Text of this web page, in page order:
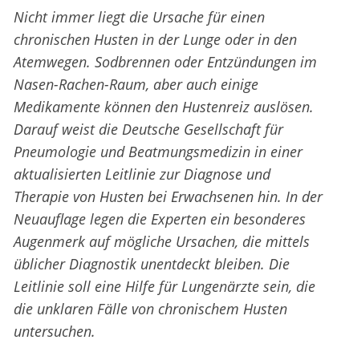
Nicht immer liegt die Ursache für einen
chronischen Husten in der Lunge oder in den
Atemwegen. Sodbrennen oder Entzündungen im
Nasen-Rachen-Raum, aber auch einige
Medikamente können den Hustenreiz auslösen.
Darauf weist die Deutsche Gesellschaft für
Pneumologie und Beatmungsmedizin in einer
aktualisierten Leitlinie zur Diagnose und
Therapie von Husten bei Erwachsenen hin. In der
Neuauflage legen die Experten ein besonderes
Augenmerk auf mögliche Ursachen, die mittels
üblicher Diagnostik unentdeckt bleiben. Die
Leitlinie soll eine Hilfe für Lungenärzte sein, die
die unklaren Fälle von chronischem Husten
untersuchen.